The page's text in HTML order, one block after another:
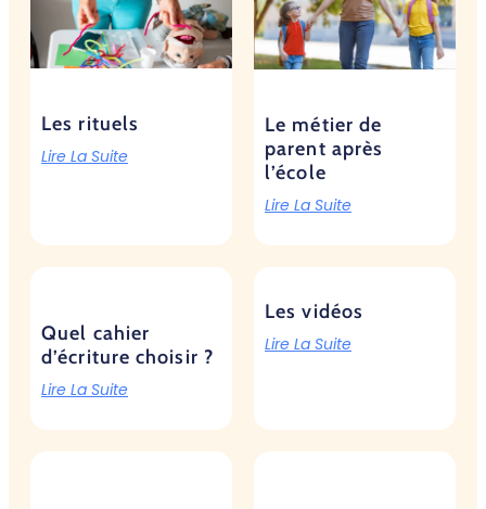
Les rituels
Lire La Suite
Le métier de
parent après
l’école
Lire La Suite
Quel cahier
d’écriture choisir ?
Lire La Suite
Les vidéos
Lire La Suite